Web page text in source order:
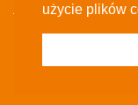
użycie plików
Stylowe Eko 2017